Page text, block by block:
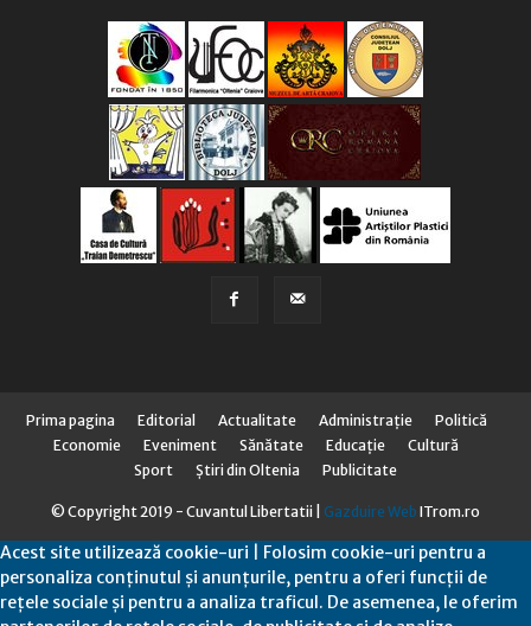
Prima pagina Editorial Actualitate Administraţie
Politică
Economie
Eveniment Sănătate Educaţie
Cultură
Sport
Știri din Oltenia Publicitate
© Copyright 2019 - Cuvantul Libertatii | Gazduire Web ITrom.ro
Acest site utilizează cookie-uri | Folosim cookie-uri pentru a
personaliza conținutul și anunțurile, pentru a oferi funcții de
rețele sociale și pentru a analiza traficul. De asemenea, le oferim